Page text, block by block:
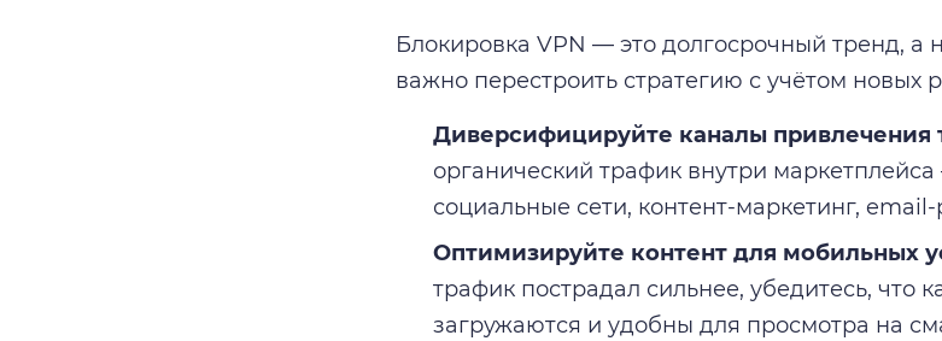
Блокировка VPN — это долгосрочный тренд,
важно перестроить стратегию с учётом новых
Диверсифицируйте каналы привлечения
органический трафик внутри
социальные сети, контент-маркетинг,
Оптимизируйте контент для мобильных
трафик пострадал сильнее, убедитесь, что
загружаются и удобны для просмотра на